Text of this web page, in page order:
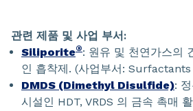
관련 제품 및 사업 부서:
Siliporite®: 원유 및 천연가스의
인 흡착제. (사업부서:
DMDS (Dimethyl Disulfide):
시설인 HDT, VRDS 의 금속 촉매